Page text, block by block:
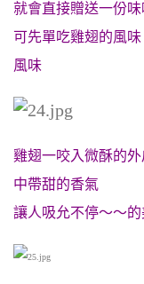
就會直接贈送一份味
可先單吃雞翅的風
風味
雞翅一咬入微酥的
中帶甜的香氣
讓人吸允不停～～的